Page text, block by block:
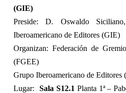
(GIE)
Preside: D. Oswaldo
Iberoamericano de Editores (GIE)
Organizan: Federación de
(FGEE)
Grupo Iberoamericano de Editores
Lugar:
Sala S12.1 Planta 1ª –